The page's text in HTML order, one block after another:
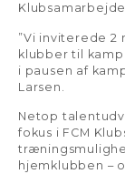
”Vi inviterede 2
klubber til
i pausen af
Larsen.
Netop
fokus i FCM
hjemklubben –